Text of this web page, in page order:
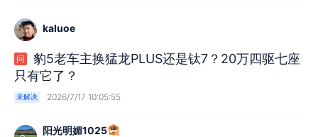
kaluoe
问
豹5老车主换猛龙PLUS还是钛7？20万四驱七座
只有它了？
未解决 2026/7/17 10:05:55
阳光明媚1025